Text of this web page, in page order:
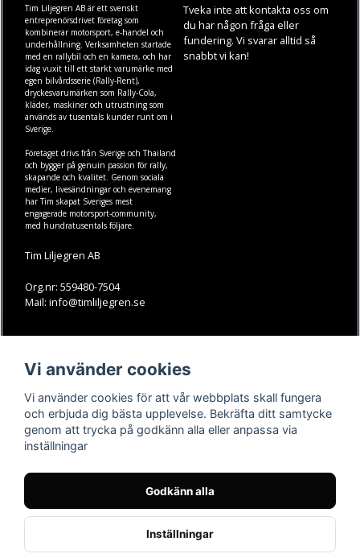
Tim Liljegren AB är ett svenskt
entreprenörsdrivet företag som
kombinerar motorsport, e-handel och
underhållning. Verksamheten startade
med en rallybil och en kamera, och har
idag vuxit till ett starkt varumärke med
egen bilvårdsserie (Rally-Rent),
dryckesvarumärken som Rally-Cola,
kläder, maskineroch utrustning som
används av tusentals kunder runt om i
Sverige.
Företaget drivs från Sverige och Thailand
och bygger på genuin passion för rally,
skapande och kvalitet. Genom sociala
medier, livesändningar och evenemang
har Tim skapat Sveriges mest
engagerade motorsport-community,
med hundratusentals följare.
Tim Liljegren AB
Org.nr: 559480-7504
Mail: info@timliljegren.se
Tveka inte att kontakta oss om
du har någon fråga eller
fundering. Vi svarar alltid så
snabbt vi kan!
Köpvillkor
Kontakt
Youtube-videos
Instagram
Youtube
TikTok
Vi använder cookies
Vi använder cookies för att vår webbplats skall fungera
och erbjuda dig bästa upplevelse. Bekräfta ditt samtycke
genom att trycka på godkänn alla eller anpassa via
inställningar
Godkänn alla
Inställningar